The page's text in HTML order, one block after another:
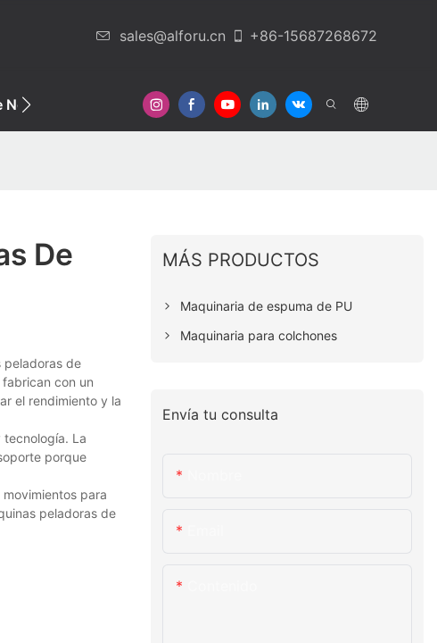
sales@alforu.cn +86-15687268672
Contáctenos
De
peladoras de
con un
el rendimiento y la
La
porque
para
peladoras de
MÁS PRODUCTOS
Maquinaria de espuma de PU
Maquinaria para colchones
Envía tu consulta